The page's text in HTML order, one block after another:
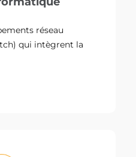
réseau
qui intègrent la